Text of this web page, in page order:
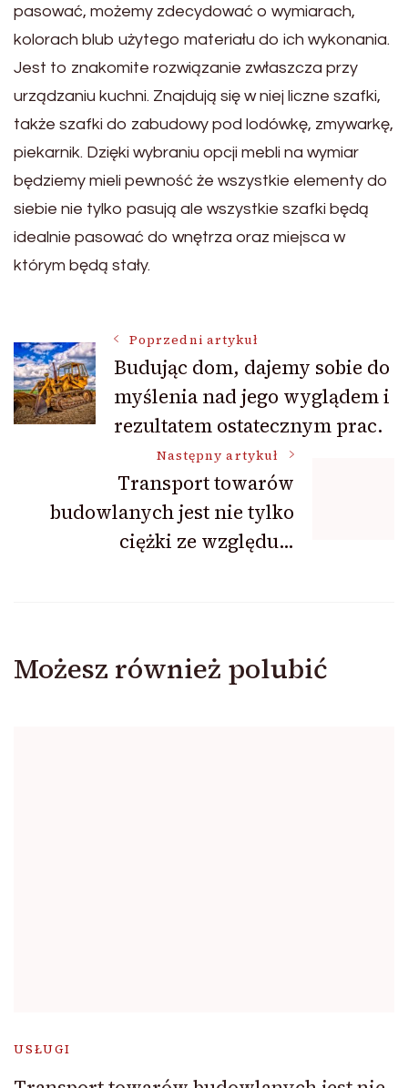
pasować, możemy zdecydować o wymiarach,
kolorach blub użytego materiału do ich wykonania.
Jest to znakomite rozwiązanie zwłaszcza przy
urządzaniu kuchni. Znajdują się w niej liczne szafki,
także szafki do zabudowy pod lodówkę, zmywarkę,
piekarnik. Dzięki wybraniu opcji mebli na wymiar
będziemy mieli pewność że wszystkie elementy do
siebie nie tylko pasują ale wszystkie szafki będą
idealnie pasować do wnętrza oraz miejsca w
którym będą stały.
Nawigacja
wpisu
Poprzedni artykuł
Budując dom, dajemy sobie do
myślenia nad jego wyglądem i
rezultatem ostatecznym prac.
Następny artykuł
Transport towarów
budowlanych jest nie tylko
ciężki ze względu…
Możesz również polubić
USŁUGI